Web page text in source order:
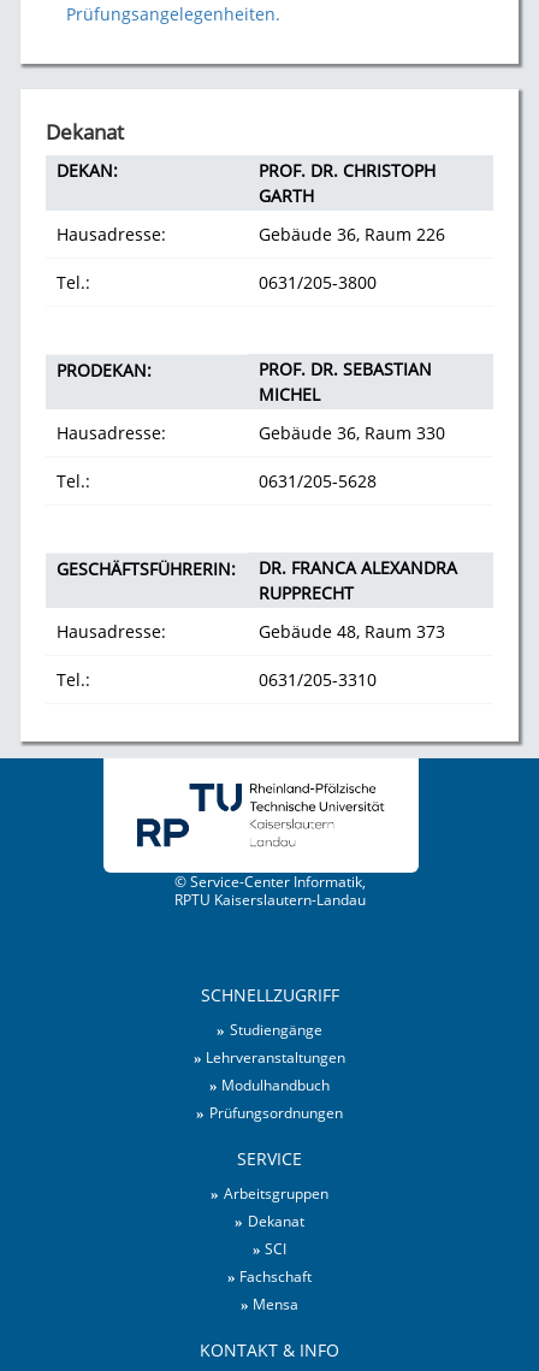
Prüfungsangelegenheiten.
Dekanat
DEKAN:
PROF. DR. CHRISTOPH
GARTH
Hausadresse:
Gebäude 36, Raum 226
Tel.: 0631/205-3800
PRODEKAN:
PROF. DR. SEBASTIAN
MICHEL
Hausadresse:
Gebäude 36, Raum 330
Tel.: 0631/205-5628
GESCHÄFTSFÜHRERIN:
DR. FRANCA ALEXANDRA
RUPPRECHT
Hausadresse:
Gebäude 48, Raum 373
Tel.: 0631/205-3310
© Service-Center Informatik,
RPTU Kaiserslautern-Landau
SCHNELLZUGRIFF
Studiengänge
Lehrveranstaltungen
Modulhandbuch
Prüfungsordnungen
SERVICE
Arbeitsgruppen
Dekanat
SCI
Fachschaft
Mensa
KONTAKT & INFO